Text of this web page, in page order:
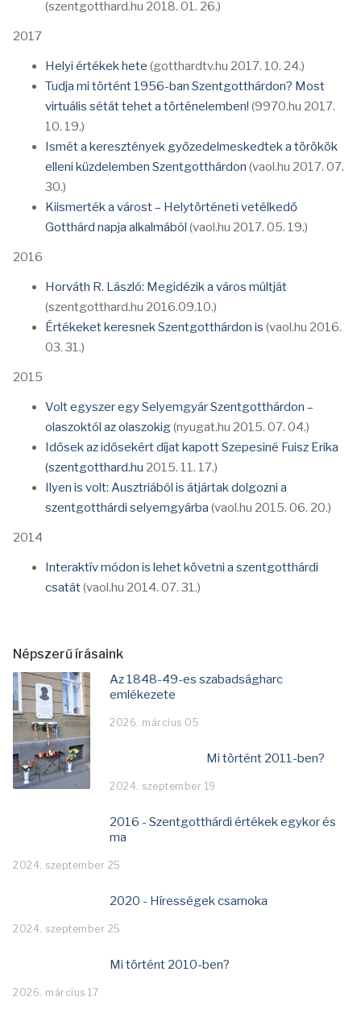
(szentgotthard.hu 2018. 01. 26.)
2017
Helyi értékek hete (gotthardtv.hu 2017. 10. 24.)
Tudja mi történt 1956-ban Szentgotthárdon? Most
virtuális sétát tehet a történelemben! (9970.hu 2017.
10. 19.)
Ismét a keresztények győzedelmeskedtek a törökök
elleni küzdelemben Szentgotthárdon (vaol.hu 2017. 07.
30.)
Kiismerték a várost – Helytörténeti vetélkedő
Gotthárd napja alkalmából (vaol.hu 2017. 05. 19.)
2016
Horváth R. László: Megidézik a város múltját
(szentgotthard.hu 2016.09.10.)
Értékeket keresnek Szentgotthárdon is (vaol.hu 2016.
03. 31.)
2015
Volt egyszer egy Selyemgyár Szentgotthárdon –
olaszoktól az olaszokig(nyugat.hu 2015. 07. 04.)
Idősek az idősekért díjat kapott Szepesiné Fuisz Erika
(szentgotthard.hu 2015. 11. 17.)
Ilyen is volt: Ausztriából is átjártak dolgozni a
szentgotthárdi selyemgyárba (vaol.hu 2015. 06. 20.)
2014
Interaktív módon is lehet követni a szentgotthárdi
csatát(vaol.hu 2014. 07. 31.)
Népszerű írásaink
Az 1848-49-es szabadságharc
emlékezete
2026. március 05
Mi történt 2011-ben?
2024. szeptember 19
2016 - Szentgotthárdi értékek egykor és
ma
2024. szeptember 25
2020 - Hírességek csarnoka
2024. szeptember 25
Mi történt 2010-ben?
2026. március 17